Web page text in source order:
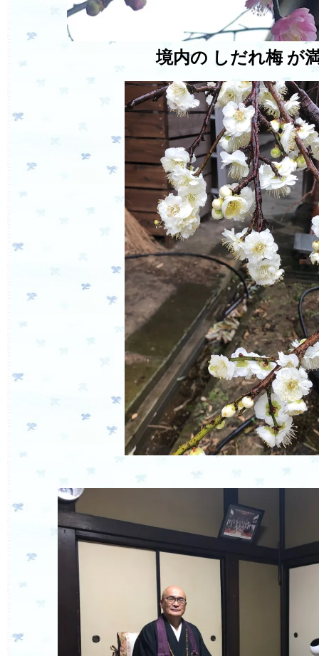
境内の しだれ梅 が